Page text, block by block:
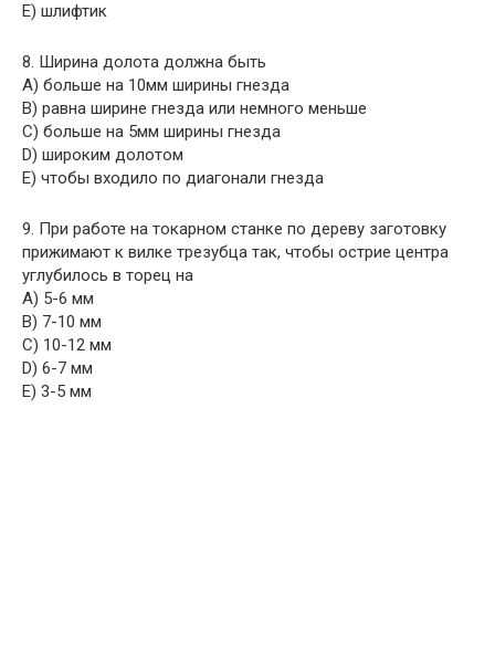
E) шлифтик
8. Ширина долота должна быть
A) больше на 10мм ширины гнезда
B) равна ширине гнезда или немного меньше
C) больше на 5мм ширины гнезда
D) широким долотом
E) чтобы входило по диагонали гнезда
9. При работе на токарном станке по дереву заготовку
прижимают к вилке трезубца так, чтобы острие центра
углубилось в торец на
A) 5-6 мм
B) 7-10 мм
C) 10-12 мм
D) 6-7 мм
E) 3-5 мм